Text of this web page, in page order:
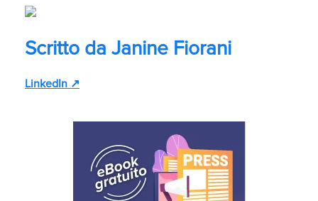
Scritto da Janine Fiorani
LinkedIn ↗